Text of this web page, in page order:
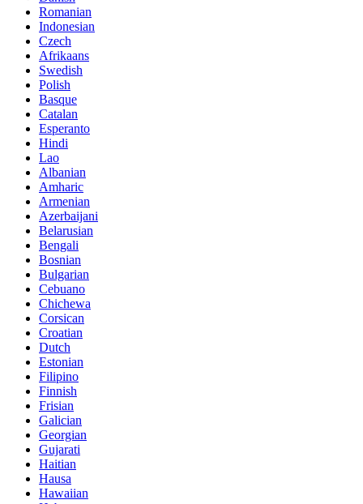
Romanian
Indonesian
Czech
Afrikaans
Swedish
Polish
Basque
Catalan
Esperanto
Hindi
Lao
Albanian
Amharic
Armenian
Azerbaijani
Belarusian
Bengali
Bosnian
Bulgarian
Cebuano
Chichewa
Corsican
Croatian
Dutch
Estonian
Filipino
Finnish
Frisian
Galician
Georgian
Gujarati
Haitian
Hausa
Hawaiian